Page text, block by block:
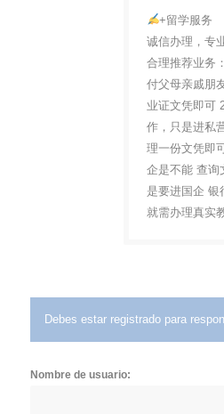
+留学服务
诚信办理，专
合理推荐业务
付父母亲戚朋
业证文凭即可
作，只是进私
理一份文凭即
企是不能 查询
是要进国企 银
就需办理真实
Debes estar registrado para
Nombre de usuario: